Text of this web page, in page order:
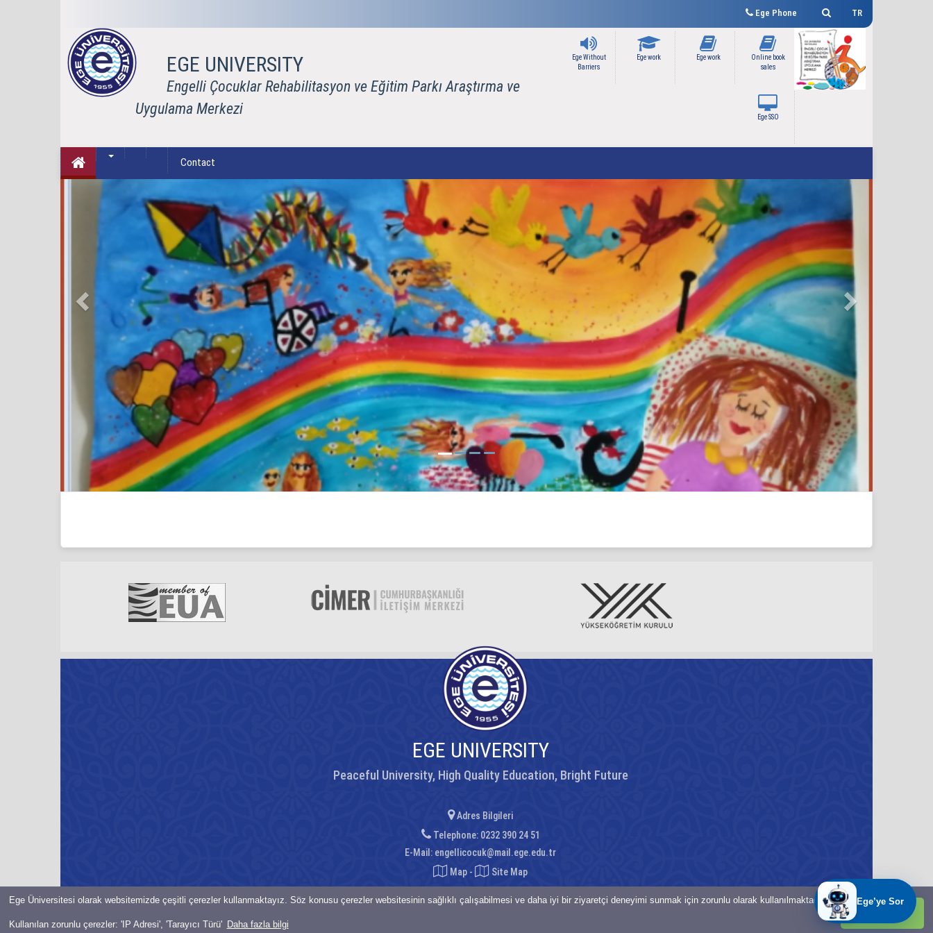
Ege Üniversitesi olarak websitemizde çeşitli çerezler kullanmaktayız. Söz konusu çerezler websitesinin sağlıklı çalışabilmesi ve daha iyi bir ziyaretçi deneyimi sunmak için zorunlu olarak kullanılmaktadır.
Kullanılan zorunlu çerezler: 'IP Adresi', 'Tarayıcı Türü' Daha fazla bilgi
TR
Ege Phone
EGE UNIVERSITY
Engelli Çocuklar Rehabilitasyon ve Eğitim Parkı Araştırma ve
Uygulama Merkezi
Online book
sales
Ege work
Ege work
Ege Without
Barriers
Ege SSO
Contact
Previous Next
EGE UNIVERSITY
Peaceful University, High Quality Education, Bright Future
Adres Bilgileri
Telephone: 0232 390 24 51
E-Mail: engellicocuk@mail.ege.edu.tr
Map - Site Map
© Bilgi İşlem Daire Başkanlığı-2021-EGE ÜNiVERSiTESi Her hakkı saklıdır.
Başka bir düğmeyle chatbot’u açmak için: Aday Asistanına Sor